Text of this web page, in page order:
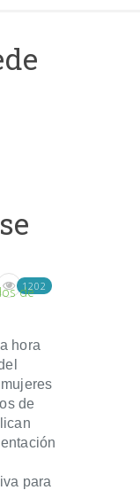
de
1202
hora
de
para